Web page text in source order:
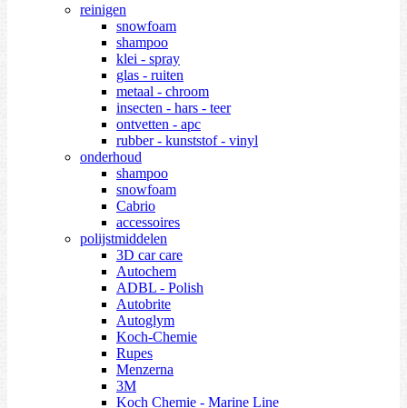
reinigen
snowfoam
shampoo
klei - spray
glas - ruiten
metaal - chroom
insecten - hars - teer
ontvetten - apc
rubber - kunststof - vinyl
onderhoud
shampoo
snowfoam
Cabrio
accessoires
polijstmiddelen
3D car care
Autochem
ADBL - Polish
Autobrite
Autoglym
Koch-Chemie
Rupes
Menzerna
3M
Koch Chemie - Marine Line